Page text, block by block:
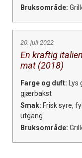
Bruksområde:
20. juli 2022
En kraftig
mat (2018)
Farge og duft:
gjærbakst
Smak: Frisk syre,
utgang
Bruksområde: